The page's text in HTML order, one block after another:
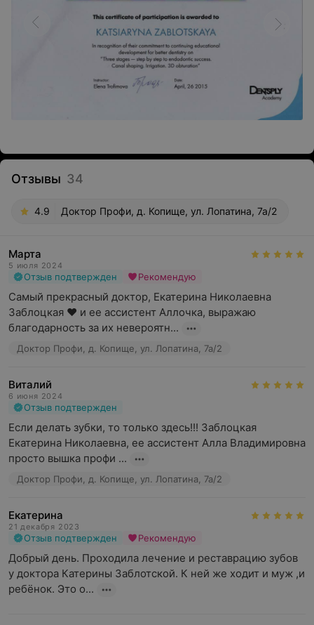
Отзывы 34
4.9 Доктор Профи, д. Копище, ул. Лопатина, 7а/2
Марта
5 июля 2024
Отзыв подтвержден Рекомендую
Самый прекрасный доктор, Екатерина Николаевна
Заблоцкая ❤️ и ее ассистент Аллочка, выражаю
благодарность за их невероятн...
Доктор Профи, д. Копище, ул. Лопатина, 7а/2
Виталий
6 июня 2024
Отзыв подтвержден
Если делать зубки, то только здесь!!! Заблоцкая
Екатерина Николаевна, ее ассистент Алла Владимировна
просто вышка профи ...
Доктор Профи, д. Копище, ул. Лопатина, 7а/2
Екатерина
21 декабря 2023
Отзыв подтвержден Рекомендую
Добрый день. Проходила лечение и реставрацию зубов
у доктора Катерины Заблотской. К ней же ходит и муж ,и
ребёнок. Это о...